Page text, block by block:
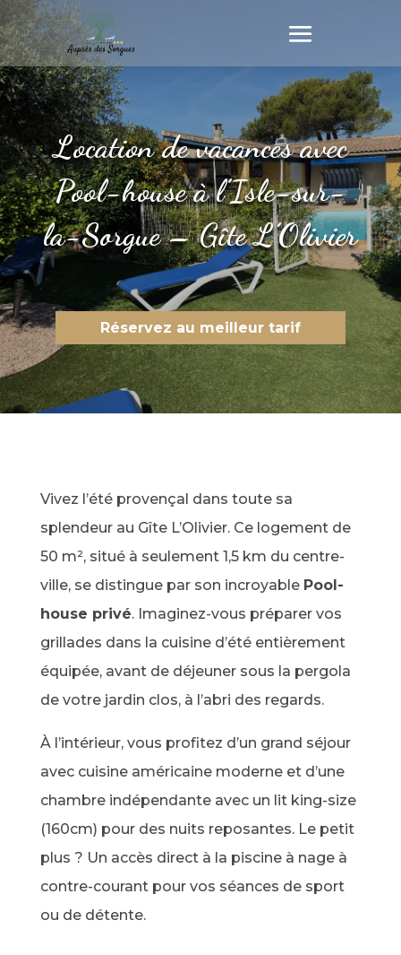
Location de vacances avec
Pool-house à l’Isle-sur-
la-Sorgue – Gîte L’Olivier
Réservez au meilleur tarif
Vivez l’été provençal dans toute sa
splendeur au Gîte L’Olivier. Ce logement de
50 m², situé à seulement 1,5 km du centre-
ville, se distingue par son incroyable Pool-
house privé. Imaginez-vous préparer vos
grillades dans la cuisine d’été entièrement
équipée, avant de déjeuner sous la pergola
de votre jardin clos, à l’abri des regards.
À l’intérieur, vous profitez d’un grand séjour
avec cuisine américaine moderne et d’une
chambre indépendante avec un lit king-size
(160cm) pour des nuits reposantes. Le petit
plus ? Un accès direct à la piscine à nage à
contre-courant pour vos séances de sport
ou de détente.